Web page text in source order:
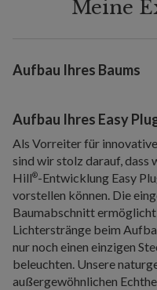
Meine
Aufbau Ihres Baums
Aufbau Ihres Easy
Als Vorreiter für
sind wir stolz darauf, dass
Hill®-Entwicklung Easy
vorstellen können. Die
Baumabschnitt
Lichterstränge beim
nur noch einen einzigen
beleuchten. Unsere
außergewöhnlichen